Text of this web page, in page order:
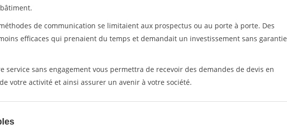
de communication se limitaient aux prospectus ou au porte à porte. Des
efficaces qui prenaient du temps et demandait un investissement sans garantie
service sans engagement vous permettra de recevoir des demandes de devis en
votre activité et ainsi assurer un avenir à votre société.